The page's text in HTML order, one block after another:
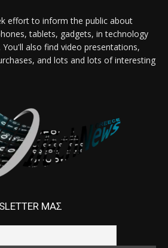
effort to inform the public about
tablets, gadgets, in technology
also find video presentations,
and lots and lots of interesting
ΜΑΣ